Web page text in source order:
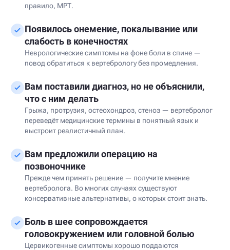
правило, МРТ.
Появилось онемение, покалывание или
слабость в конечностях
Неврологические симптомы на фоне боли в спине —
повод обратиться к вертебрологу без промедления.
Вам поставили диагноз, но не объяснили,
что с ним делать
Грыжа, протрузия, остеохондроз, стеноз — вертебролог
переведёт медицинские термины в понятный язык и
выстроит реалистичный план.
Вам предложили операцию на
позвоночнике
Прежде чем принять решение — получите мнение
вертебролога. Во многих случаях существуют
консервативные альтернативы, о которых стоит знать.
Боль в шее сопровождается
головокружением или головной болью
Цервикогенные симптомы хорошо поддаются